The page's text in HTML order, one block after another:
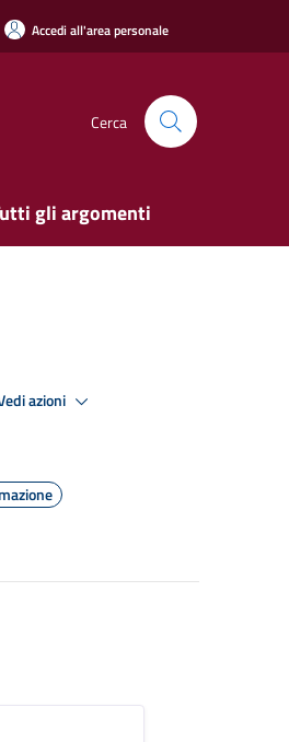
Accedi all'area personale
Cerca
gli argomenti
azioni